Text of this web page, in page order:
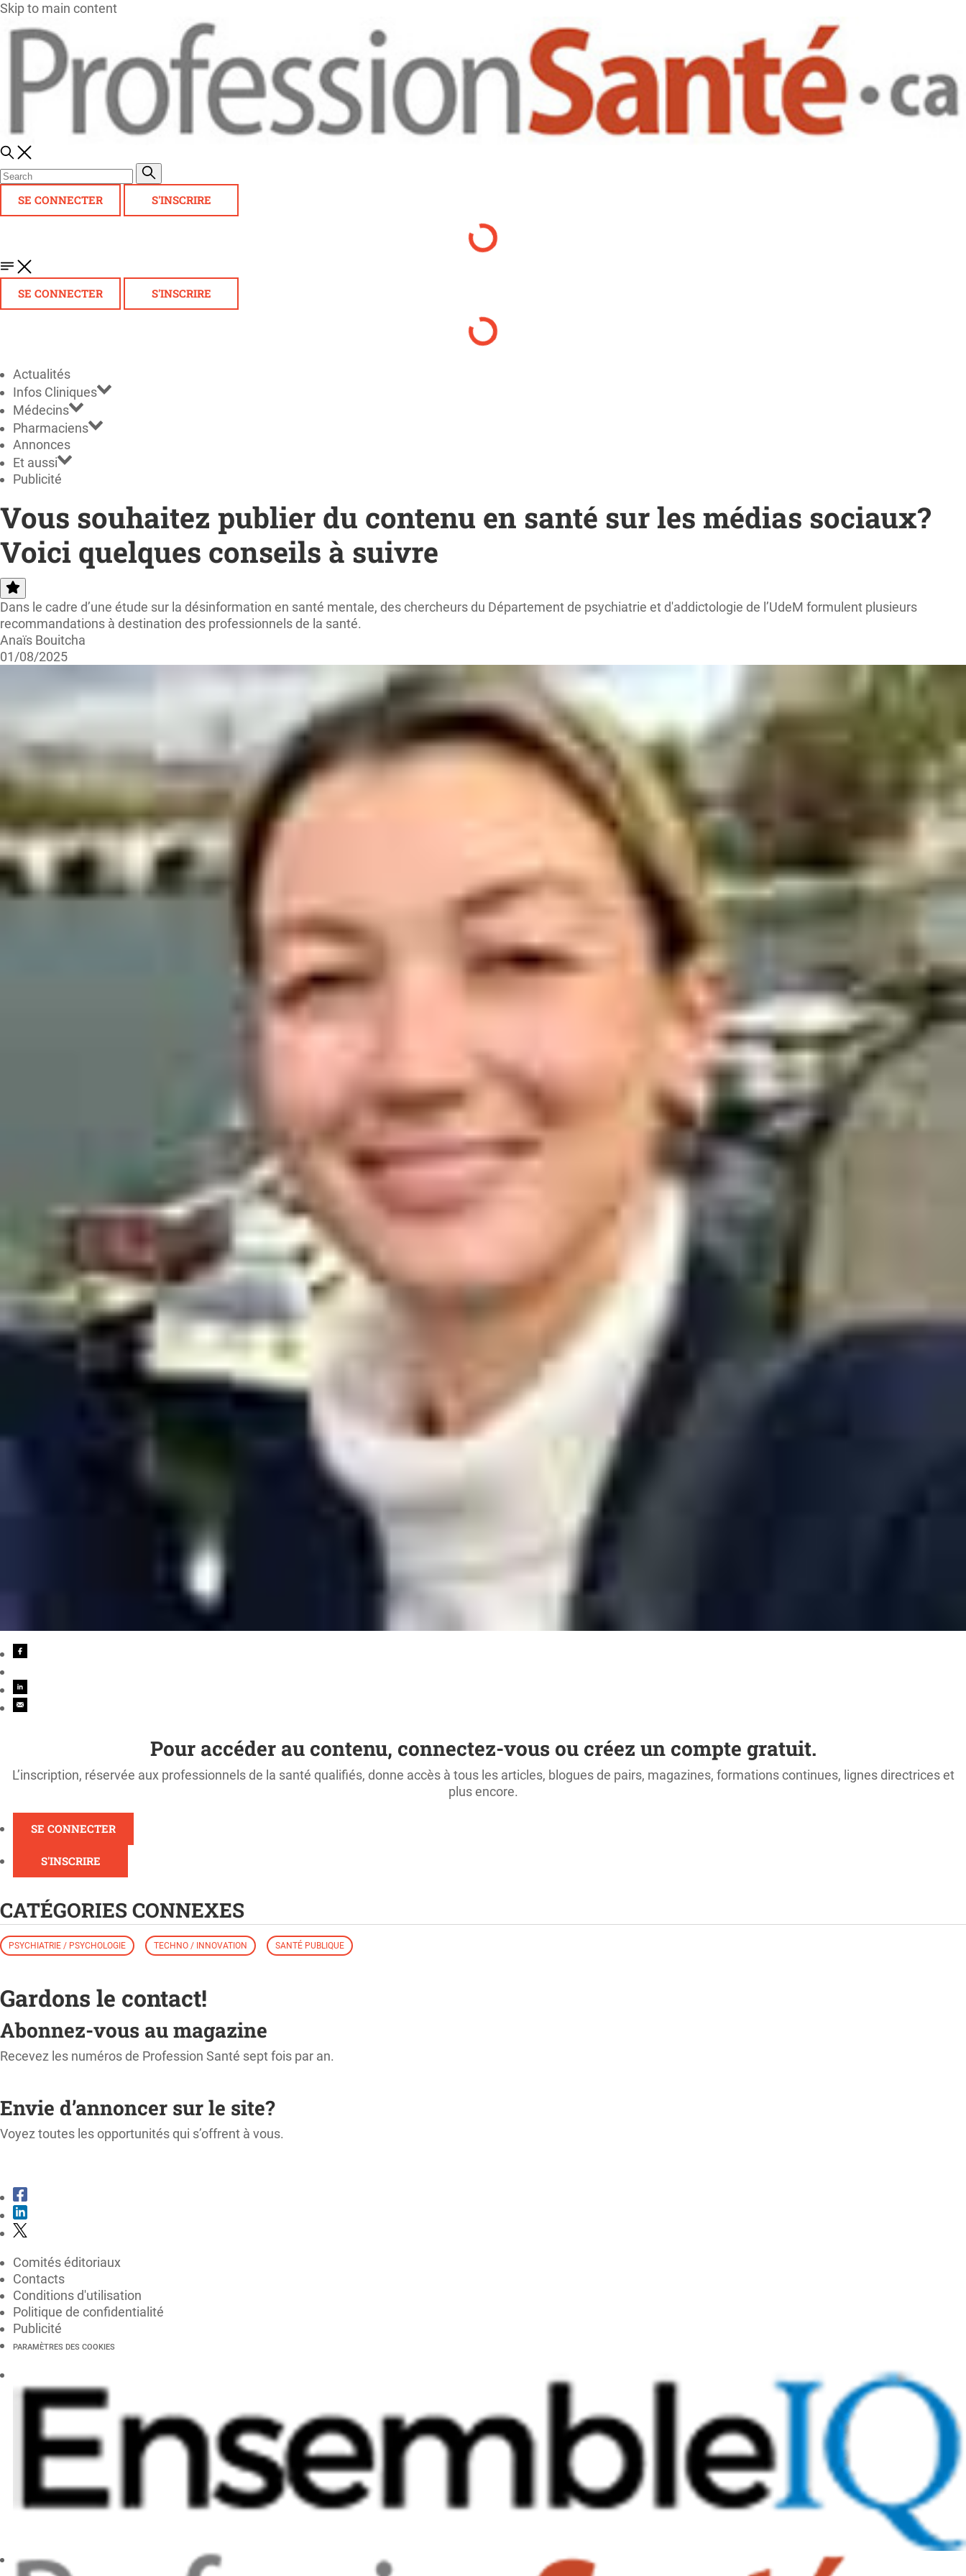
Skip to main content
SE CONNECTER S'INSCRIRE
SE CONNECTER S'INSCRIRE
Actualités
Infos Cliniques
Médecins
Pharmaciens
Annonces
Et aussi
Publicité
Vous souhaitez publier du contenu en santé sur les médias sociaux?
Voici quelques conseils à suivre
Dans le cadre d’une étude sur la désinformation en santé mentale, des chercheurs du Département de psychiatrie et d'addictologie de l’UdeM formulent plusieurs
recommandations à destination des professionnels de la santé.
Anaïs Bouitcha
01/08/2025
Pour accéder au contenu, connectez-vous ou créez un compte gratuit.
L’inscription, réservée aux professionnels de la santé qualifiés, donne accès à tous les articles, blogues de pairs, magazines, formations continues, lignes directrices et
plus encore.
SE CONNECTER
S'INSCRIRE
CATÉGORIES CONNEXES
PSYCHIATRIE / PSYCHOLOGIE TECHNO / INNOVATION SANTÉ PUBLIQUE
Gardons le contact!
Abonnez-vous au magazine
Recevez les numéros de Profession Santé sept fois par an.
Envie d’annoncer sur le site?
Voyez toutes les opportunités qui s’offrent à vous.
Comités éditoriaux
Contacts
Conditions d'utilisation
Politique de confidentialité
Publicité
PARAMÈTRES DES COOKIES